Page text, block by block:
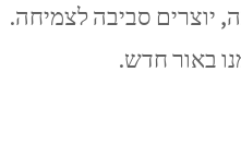
יוצרים סביבה לצמיחה.
באור חדש.